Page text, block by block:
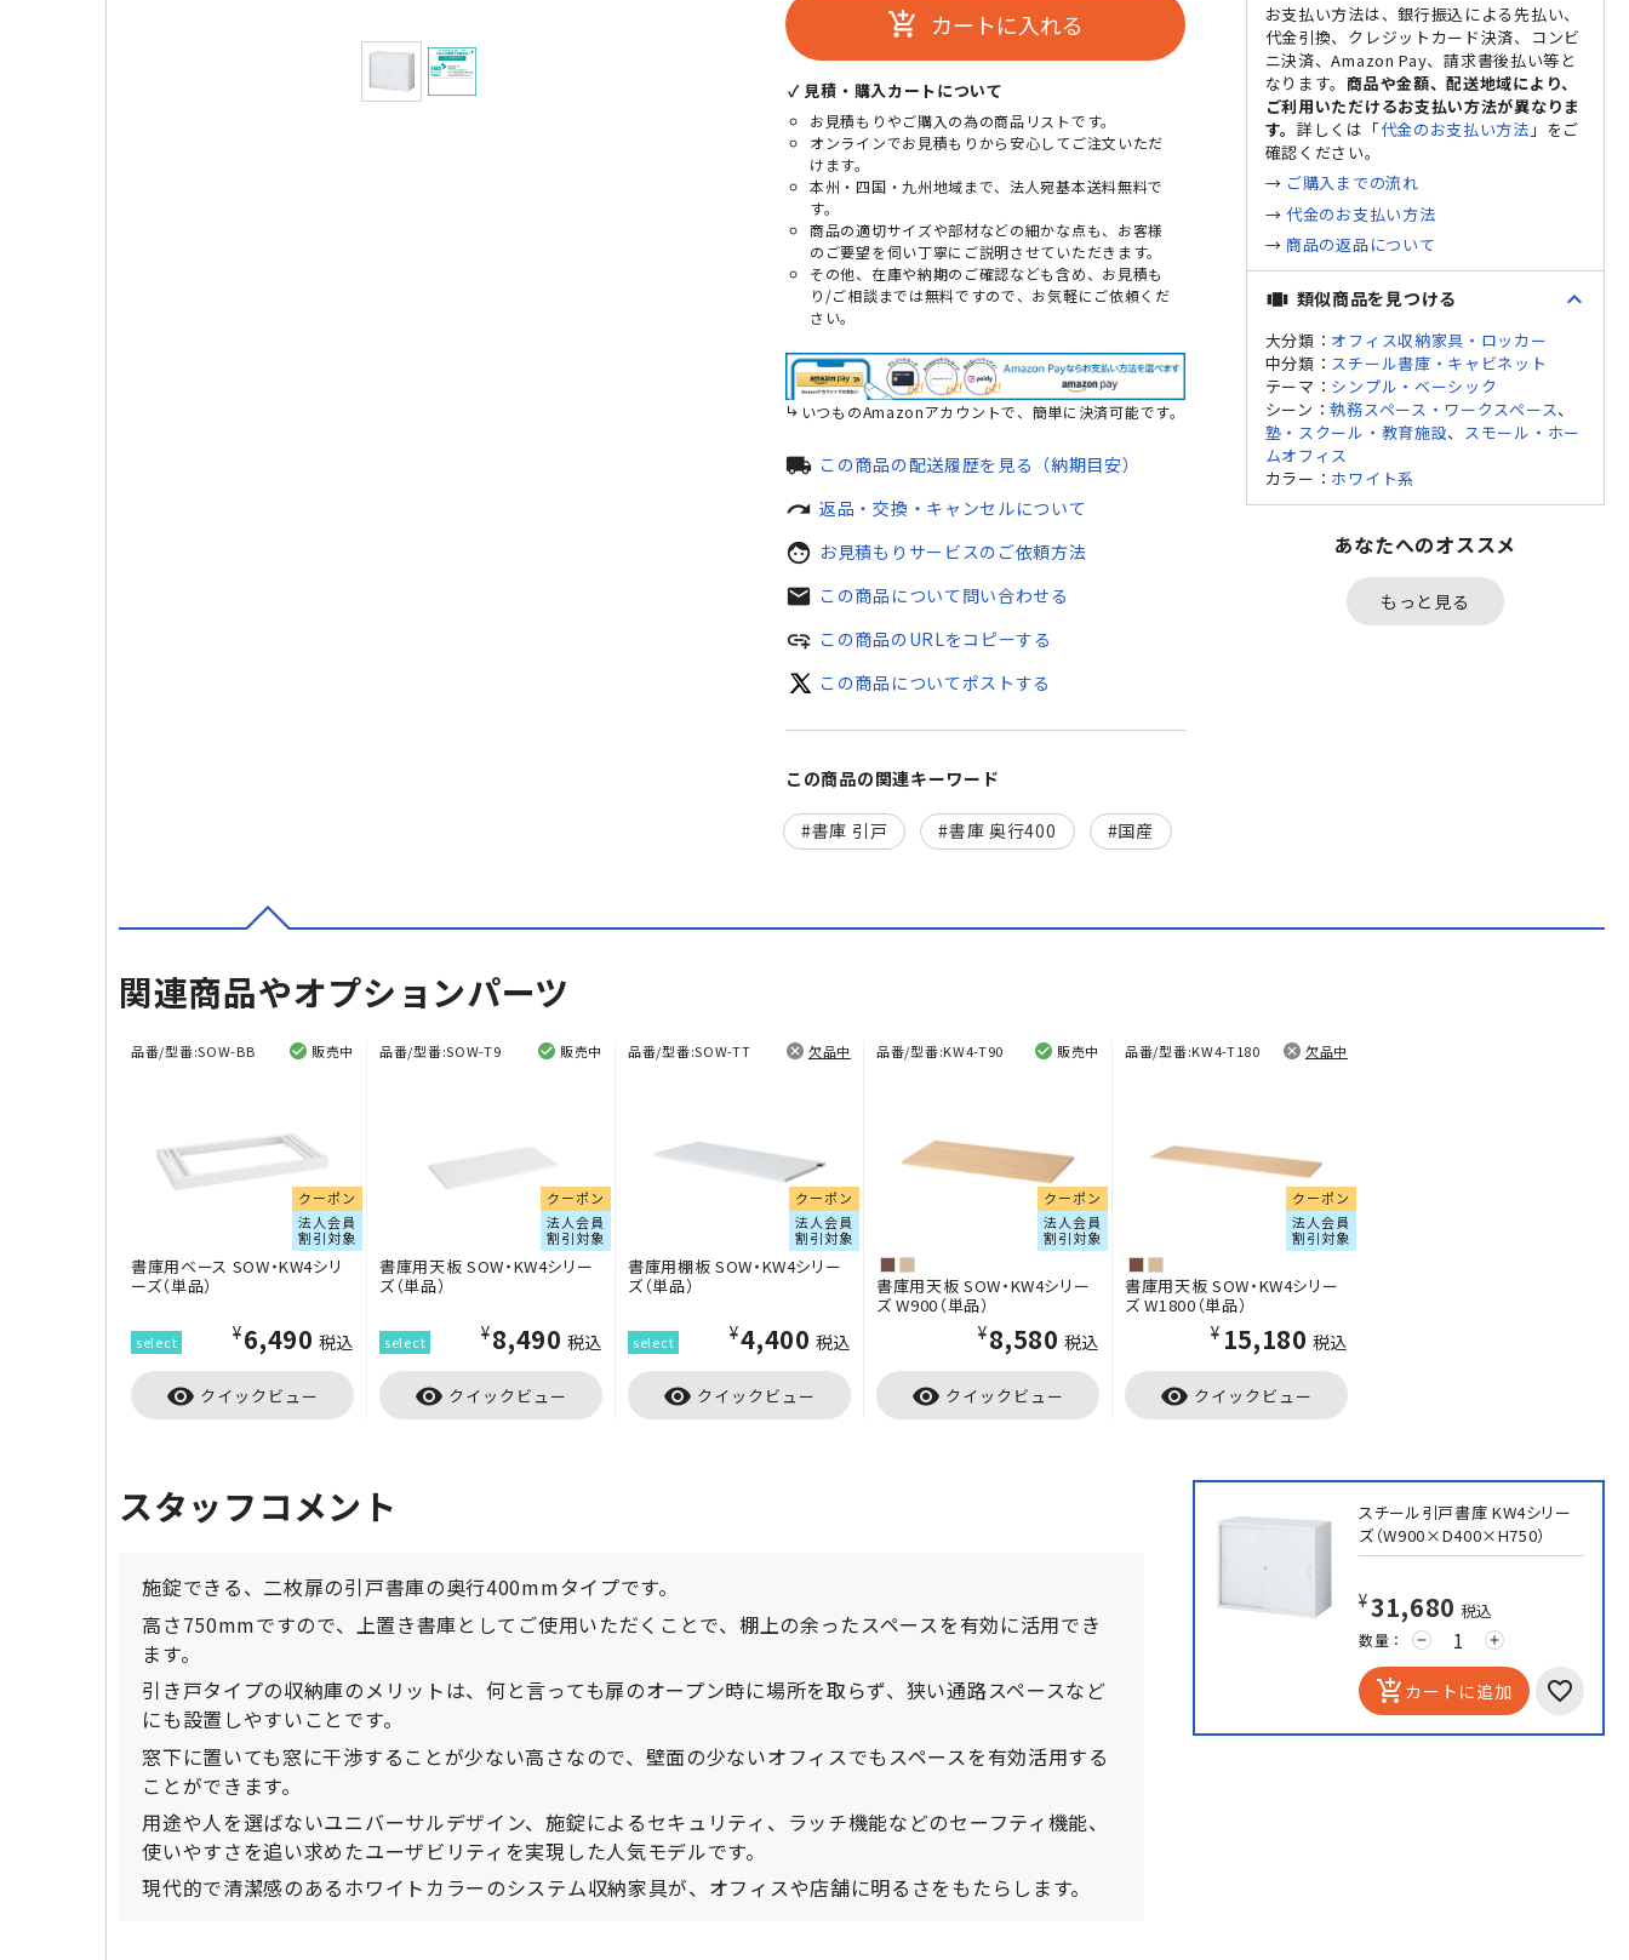
add_shopping_cart カートに入れる
✓ 見積・購入カートについて
お見積もりやご購入の為の商品リストです。
オンラインでお見積もりから安心してご注文いただ
けます。
本州・四国・九州地域まで、法人宛基本送料無料で
す。
商品の適切サイズや部材などの細かな点も、お客様
のご要望を伺い丁寧にご説明させていただきます。
その他、在庫や納期のご確認なども含め、お見積も
り/ご相談までは無料ですので、お気軽にご依頼くだ
さい。
いつものAmazonアカウントで、簡単に決済可能です。
local_shipping この商品の配送履歴を見る（納期目安）
redo 返品・交換・キャンセルについて
face お見積もりサービスのご依頼方法
mail この商品について問い合わせる
add_link この商品のURLをコピーする
この商品についてポストする
この商品の関連キーワード
書庫 引戸 書庫 奥行400 国産
お支払い方法は、銀行振込による先払い、
代金引換、クレジットカード決済、コンビ
ニ決済、Amazon Pay、請求書後払い等と
なります。商品や金額、配送地域により、
ご利用いただけるお支払い方法が異なりま
す。詳しくは「代金のお支払い方法 」をご
確認ください。
→ ご購入までの流れ
→代金のお支払い方法
→ 商品の返品について
view_carousel 類似商品を見つける expand_less
大分類： オフィス収納家具・ロッカー
中分類： スチール書庫・キャビネット
テーマ： シンプル・ベーシック
シーン：執務スペース・ワークスペース、
塾・スクール・教育施設、 スモール・ホー
ムオフィス
カラー： ホワイト系
あなたへのオススメ
もっと見る
関連商品やオプションパーツ
品番/型番:SOW-BB 販売中
クーポン
法人会員
割引対象
書庫用ベース SOW・KW4シリ
ーズ（単品）
¥6,490 税込
visibility クイックビュー
品番/型番:SOW-T9 販売中
クーポン
法人会員
割引対象
書庫用天板 SOW・KW4シリー
ズ（単品）
¥8,490 税込
visibility クイックビュー
品番/型番:SOW-TT 欠品中
クーポン
法人会員
割引対象
書庫用棚板 SOW・KW4シリー
ズ（単品）
¥4,400 税込
visibility クイックビュー
品番/型番:KW4-T90 販売中
クーポン
法人会員
割引対象
書庫用天板 SOW・KW4シリー
ズ W900（単品）
¥8,580 税込
visibility クイックビュー
品番/型番:KW4-T180 欠品中
クーポン
法人会員
割引対象
書庫用天板 SOW・KW4シリー
ズ W1800（単品）
¥15,180 税込
visibility クイックビュー
スタッフコメント
施錠できる、二枚扉の引戸書庫の奥行400mmタイプです。
高さ750mmですので、上置き書庫としてご使用いただくことで、棚上の余ったスペースを有効に活用でき
ます。
引き戸タイプの収納庫のメリットは、何と言っても扉のオープン時に場所を取らず、狭い通路スペースなど
にも設置しやすいことです。
窓下に置いても窓に干渉することが少ない高さなので、壁面の少ないオフィスでもスペースを有効活用する
ことができます。
用途や人を選ばないユニバーサルデザイン、施錠によるセキュリティ、ラッチ機能などのセーフティ機能、
使いやすさを追い求めたユーザビリティを実現した人気モデルです。
現代的で清潔感のあるホワイトカラーのシステム収納家具が、オフィスや店舗に明るさをもたらします。
スチール引戸書庫 KW4シリー
ズ（W900×D400×H750）
¥31,680 税込
数量： remove add
add_shopping_cart カートに追加